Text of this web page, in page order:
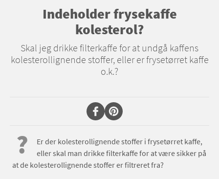
Indeholder frysekaffe
kolesterol?
Skal jeg drikke filterkaffe for at undgå kaffens
kolesterollignende stoffer, eller er frysetørret kaffe
o.k.?
?
Er der kolesterollignende stoffer i frysetørret kaffe,
eller skal man drikke filterkaffe for at være sikker på
at de kolesterollignende stoffer er filtreret fra?